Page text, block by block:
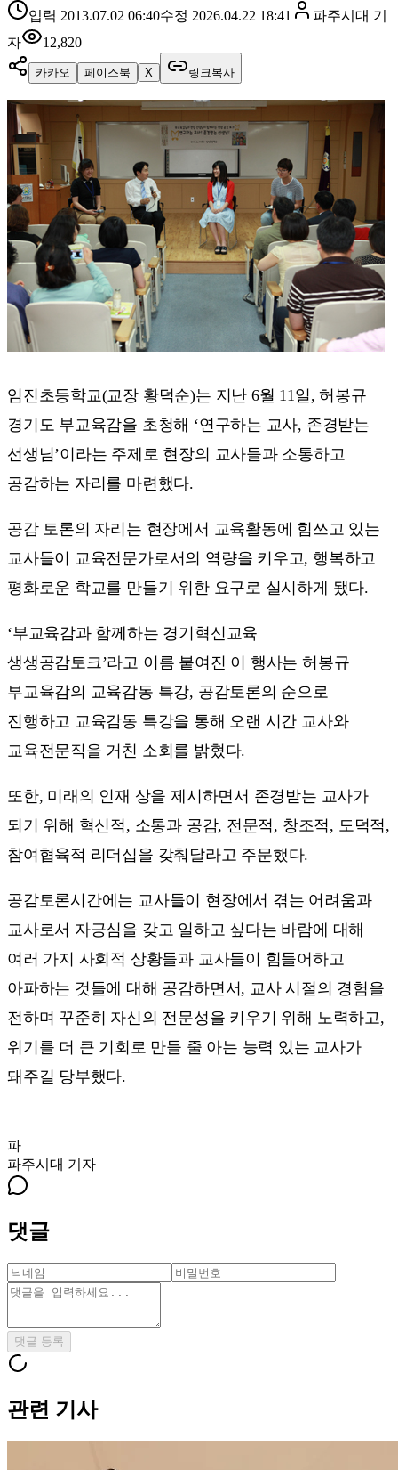
입력 2013.07.02 06:40수정 2026.04.22 18:41 파주시대 기
자
12,820
카카오 페이스북 X 링크복사
임진초등학교(교장 황덕순)는 지난 6월 11일, 허봉규
경기도 부교육감을 초청해 ‘연구하는 교사, 존경받는
선생님’이라는 주제로 현장의 교사들과 소통하고
공감하는 자리를 마련했다.
공감 토론의 자리는 현장에서 교육활동에 힘쓰고 있는
교사들이 교육전문가로서의 역량을 키우고, 행복하고
평화로운 학교를 만들기 위한 요구로 실시하게 됐다.
‘부교육감과 함께하는 경기혁신교육
생생공감토크’라고 이름 붙여진 이 행사는 허봉규
부교육감의 교육감동 특강, 공감토론의 순으로
진행하고 교육감동 특강을 통해 오랜 시간 교사와
교육전문직을 거친 소회를 밝혔다.
또한, 미래의 인재 상을 제시하면서 존경받는 교사가
되기 위해 혁신적, 소통과 공감, 전문적, 창조적, 도덕적,
참여협육적 리더십을 갖춰달라고 주문했다.
공감토론시간에는 교사들이 현장에서 겪는 어려움과
교사로서 자긍심을 갖고 일하고 싶다는 바람에 대해
여러 가지 사회적 상황들과 교사들이 힘들어하고
아파하는 것들에 대해 공감하면서, 교사 시절의 경험을
전하며 꾸준히 자신의 전문성을 키우기 위해 노력하고,
위기를 더 큰 기회로 만들 줄 아는 능력 있는 교사가
돼주길 당부했다.
파
파주시대 기자
댓글
댓글 등록
관련 기사